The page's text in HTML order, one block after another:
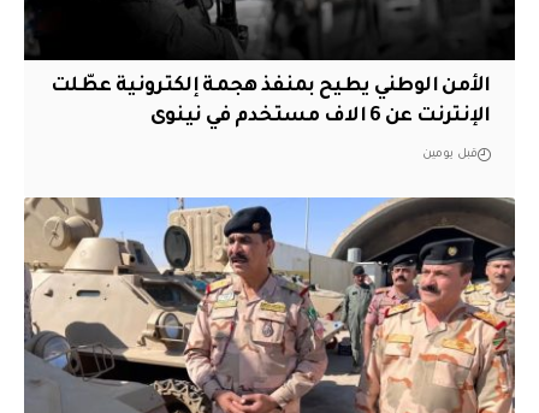
الأمن الوطني يطيح بمنفذ هجمة إلكترونية عطّلت
الإنترنت عن 6 الاف مستخدم في نينوى
قبل يومين